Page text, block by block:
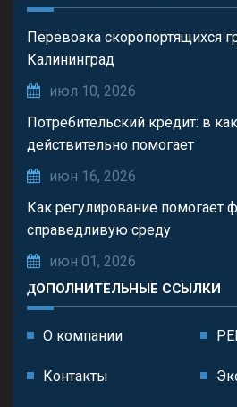
Перевозка скоропортящихся
Калининград
июл 10, 2026
Потребительский кредит: в
действительно помогает
июн 16, 2026
Как регулирование помогает
справедливую среду
июн 01, 2026
ДОПОЛНИТЕЛЬНЫЕ ССЫЛКИ
О компании
Контакты